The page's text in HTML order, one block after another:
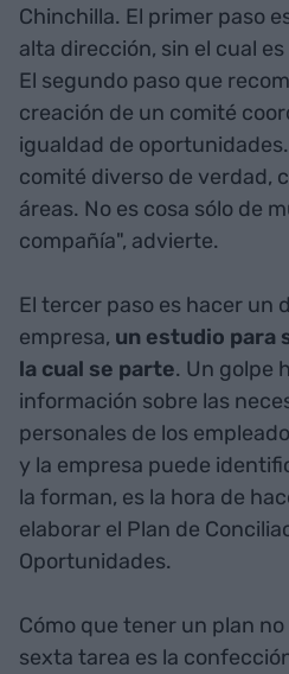
Chinchilla. El primer paso
alta dirección, sin el cual
El segundo paso que
creación de un comité
igualdad de
comité diverso de verdad,
áreas. No es cosa sólo de
compañía", advierte.
El tercer paso es hacer un
empresa, un estudio para
la cual se parte. Un golpe
información sobre las
personales de los
y la empresa puede
la forman, es la hora de
elaborar el Plan de
Oportunidades.
Cómo que tener un plan
sexta tarea es la